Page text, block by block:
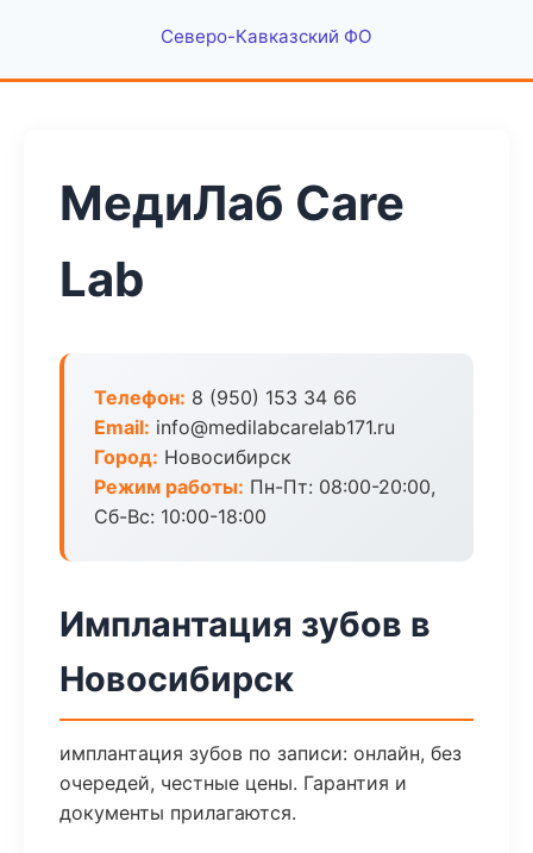
Северо-Кавказский ФО
МедиЛаб Care
Lab
Телефон: 8 (950) 153 34 66
Email: info@medilabcarelab171.ru
Город: Новосибирск
Режим работы: Пн-Пт: 08:00-20:00,
Сб-Вс: 10:00-18:00
Имплантация зубов в
Новосибирск
имплантация зубов по записи: онлайн, без
очередей, честные цены. Гарантия и
документы прилагаются.